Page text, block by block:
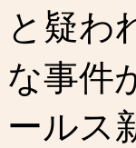
と疑わ
な事件
ールス